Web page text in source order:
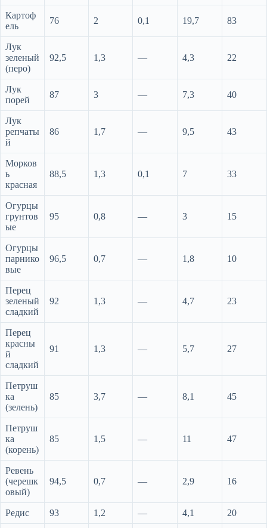
Картоф
ель
76 2 0,1 19,7 83
Лук
зеленый
(перо)
92,5 1,3 — 4,3 22
Лук
порей
87 3 — 7,3 40
Лук
репчаты
й
86 1,7 — 9,5 43
Морков
ь
красная
88,5 1,3 0,1 7 33
Огурцы
грунтов
ые
95 0,8 — 3 15
Огурцы
парнико
вые
96,5 0,7 — 1,8 10
Перец
зеленый
сладкий
92 1,3 — 4,7 23
Перец
красны
й
сладкий
91 1,3 — 5,7 27
Петруш
ка
(зелень)
85 3,7 — 8,1 45
Петруш
ка
(корень)
85 1,5 — 11 47
Ревень
(черешк
овый)
94,5 0,7 — 2,9 16
Редис 93 1,2 — 4,1 20